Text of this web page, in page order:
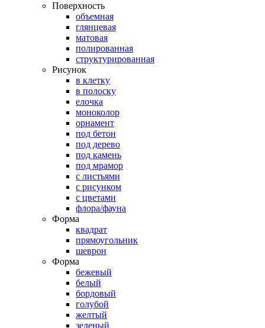
Поверхность
объемная
глянцевая
матовая
полированная
структурированная
Рисунок
в клетку
в полоску
елочка
моноколор
орнамент
под бетон
под дерево
под камень
под мрамор
с листьями
с рисунком
с цветами
флора/фауна
Форма
квадрат
прямоугольник
шеврон
Форма
бежевый
белый
бордовый
голубой
желтый
зеленый